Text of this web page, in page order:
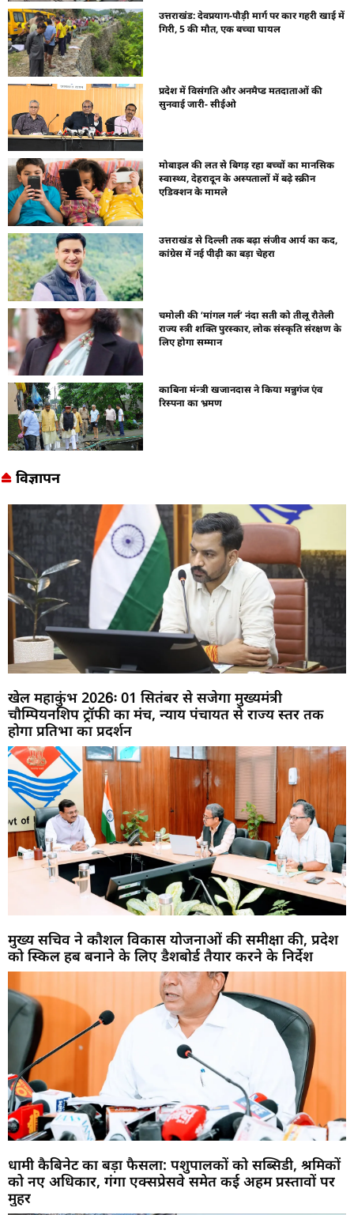
उत्तराखंड: देवप्रयाग-पौड़ी मार्ग पर कार गहरी खाई में
गिरी, 5 की मौत, एक बच्चा घायल
प्रदेश में विसंगति और अनमैप्ड मतदाताओं की
सुनवाई जारी- सीईओ
मोबाइल की लत से बिगड़ रहा बच्चों का मानसिक
स्वास्थ्य, देहरादून के अस्पतालों में बढ़े स्क्रीन
एडिक्शन के मामले
उत्तराखंड से दिल्ली तक बढ़ा संजीव आर्य का कद,
कांग्रेस में नई पीढ़ी का बड़ा चेहरा
चमोली की ‘मांगल गर्ल’ नंदा सती को तीलू रौतेली
राज्य स्त्री शक्ति पुरस्कार, लोक संस्कृति संरक्षण के
लिए होगा सम्मान
काबिना मंन्त्री खजानदास ने किया मन्नुगंज एंव
रिस्पना का भ्रमण
विज्ञापन
खेल महाकुंभ 2026ः 01 सितंबर से सजेगा मुख्यमंत्री
चौम्पियनशिप ट्रॉफी का मंच, न्याय पंचायत से राज्य स्तर तक
होगा प्रतिभा का प्रदर्शन
मुख्य सचिव ने कौशल विकास योजनाओं की समीक्षा की, प्रदेश
को स्किल हब बनाने के लिए डैशबोर्ड तैयार करने के निर्देश
धामी कैबिनेट का बड़ा फैसला: पशुपालकों को सब्सिडी, श्रमिकों
को नए अधिकार, गंगा एक्सप्रेसवे समेत कई अहम प्रस्तावों पर
मुहर